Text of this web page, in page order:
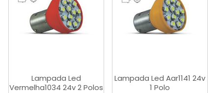
Lampada Led
Vermelha1034 24v 2 Polos
Lampada Led Aar1141 24v
1 Polo